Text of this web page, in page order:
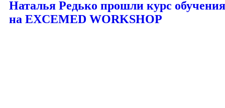
Наталья Редько прошли курс обучения
на EXCEMED WORKSHOP